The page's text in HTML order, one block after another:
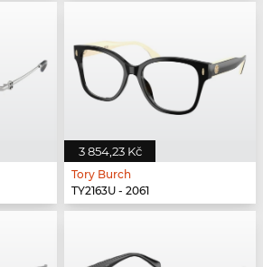
3 854,23 Kč
Tory Burch
TY2163U - 2061